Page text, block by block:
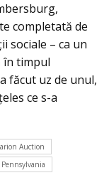
completată de
sociale – ca un
în timpul
făcut uz de unul,
ce s-a
Auction
Pennsylvania